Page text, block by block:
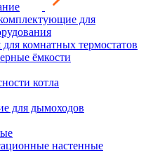
для
комнатных термостатов
ёмкости
котла
для дымоходов
настенные